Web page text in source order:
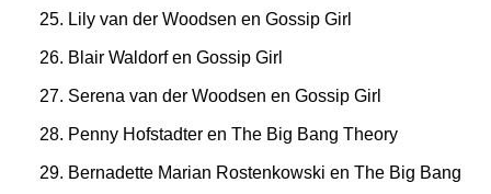
Lily van der Woodsen en Gossip Girl
Blair Waldorf en Gossip Girl
Serena van der Woodsen en Gossip Girl
Penny Hofstadter en The Big Bang Theory
Bernadette Marian Rostenkowski en The Big Bang